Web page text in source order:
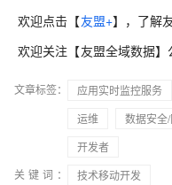
欢迎点击【友盟+】，了解
欢迎关注【友盟全域数据】
文章标签： 应用实时监控服务
运维
数据安全
开发者
关键词：
技术移动开发